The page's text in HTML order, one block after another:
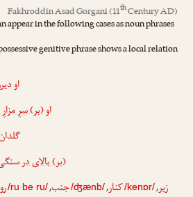
Fakhroddin Asad Gorgani(11thCentury AD)
appear in the following cases as noun phrases
genitive phrase shows a local relation
او
او(بر) سرِ
(بر) بالای در
زیر,
/kenɒr/کنار,
/ʤænb/جنب,
/ru be ru/